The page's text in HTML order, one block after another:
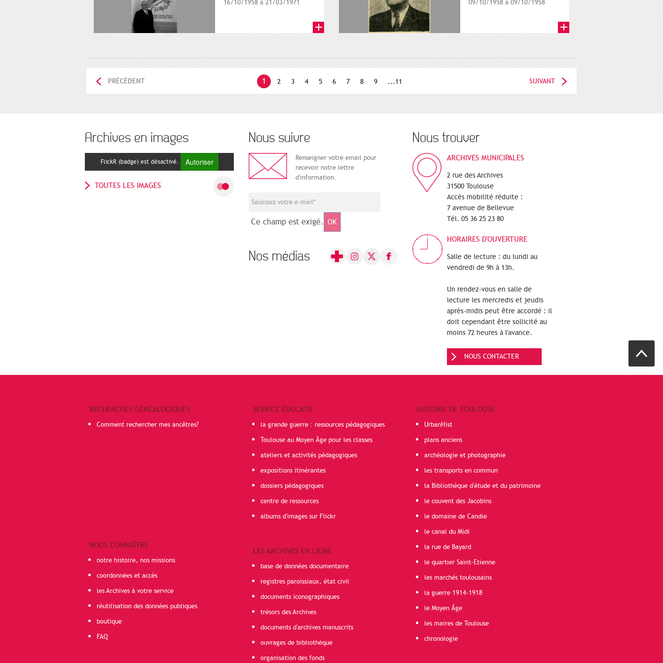
16/10/1958 à 21/03/1971 09/10/1958 à 09/10/1958
1 2 3 4 5 6 7 8 9 ...11
PRÉCÉDENT SUIVANT
Archives en images
FlickR (badge) est désactivé. Autoriser
TOUTES LES IMAGES
Nous suivre
Renseigner votre email pour
recevoir notre lettre
d'information.
Ce champ est exigé. OK
Nos médias
Nous trouver
ARCHIVES MUNICIPALES
2 rue des Archives
31500 Toulouse
Accès mobilité réduite :
7 avenue de Bellevue
Tél. 05 36 25 23 80
HORAIRES D'OUVERTURE
Salle de lecture : du lundi au
vendredi de 9h à 13h.
Un rendez-vous en salle de
lecture les mercredis et jeudis
après-midis peut être accordé : il
doit cependant être sollicité au
moins 72 heures à l'avance.
NOUS CONTACTER
RECHERCHES GÉNÉALOGIQUES
Comment rechercher mes ancêtres?
NOUS CONNAÎTRE
notre histoire, nos missions
coordonnées et accès
les Archives à votre service
réutilisation des données publiques
boutique
FAQ
SERVICE ÉDUCATIF
la grande guerre : ressources pédagogiques
Toulouse au Moyen Âge pour les classes
ateliers et activités pédagogiques
expositions itinérantes
dossiers pédagogiques
centre de ressources
albums d'images sur Flickr
LES ARCHIVES EN LIGNE
base de données documentaire
registres paroissiaux, état civil
documents iconographiques
trésors des Archives
documents d'archives manuscrits
ouvrages de bibliothèque
organisation des fonds
HISTOIRE DE TOULOUSE
UrbanHist
plans anciens
archéologie et photographie
les transports en commun
la Bibliothèque d'étude et du patrimoine
le couvent des Jacobins
le domaine de Candie
le canal du Midi
la rue de Bayard
le quartier Saint-Etienne
les marchés toulousains
la guerre 1914-1918
le Moyen Âge
les maires de Toulouse
chronologie